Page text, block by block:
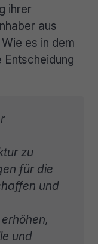
ihrer
aus
es in dem
Entscheidung
zu
für die
und
und